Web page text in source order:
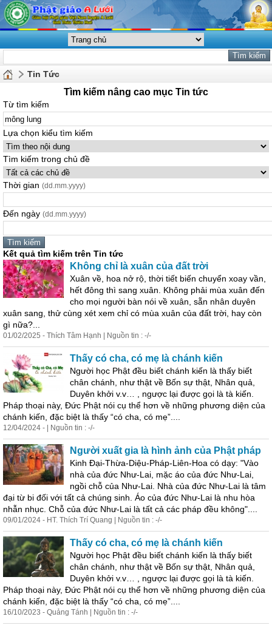
Tin Tức
Tìm kiếm nâng cao mục Tin tức
Từ tìm kiếm
Lựa chọn kiểu tìm kiếm
Tìm kiếm trong chủ đề
Thời gian (dd.mm.yyyy)
Đến ngày (dd.mm.yyyy)
Kết quả tìm kiếm trên Tin tức
Không chỉ là xuân của đất trời
Xuân về, hoa nở rộ, thời tiết biến chuyển xoay vần,
hết đông thì sang xuân. Không phải mùa xuân đến
cho mọi người bàn nói về xuân, sẵn nhân duyên
xuân sang, thử cùng xét xem chỉ có mùa xuân của đất trời, hay còn
gì nữa?...
01/02/2025 - Thích Tâm Hạnh | Nguồn tin : -/-
Thấy có cha, có mẹ là chánh kiến
Người học Phật đều biết chánh kiến là thấy biết
chân chánh, như thật về Bốn sự thật, Nhân quả,
Duyên khởi v.v… , ngược lại được gọi là tà kiến.
Pháp thoại này, Đức Phật nói cụ thể hơn về những phương diện của
chánh kiến, đặc biệt là thấy “có cha, có mẹ”....
12/04/2024 - | Nguồn tin : -/-
Người xuất gia là hình ảnh của Phật pháp
Kinh Đại-Thừa-Diệu-Pháp-Liên-Hoa có dạy: "Vào
nhà của đức Như-Lai, mặc áo của đức Như-Lai,
ngồi chỗ của Như-Lai. Nhà của đức Như-Lai là tâm
đại từ bi đối với tất cả chúng sinh. Áo của đức Như-Lai là nhu hòa
nhẫn nhục. Chỗ của đức Như-Lai là tất cả các pháp đều không"....
09/01/2024 - HT. Thích Trí Quang | Nguồn tin : -/-
Thấy có cha, có mẹ là chánh kiến
Người học Phật đều biết chánh kiến là thấy biết
chân chánh, như thật về Bốn sự thật, Nhân quả,
Duyên khởi v.v… , ngược lại được gọi là tà kiến.
Pháp thoại này, Đức Phật nói cụ thể hơn về những phương diện của
chánh kiến, đặc biệt là thấy “có cha, có mẹ”....
16/10/2023 - Quảng Tánh | Nguồn tin : -/-